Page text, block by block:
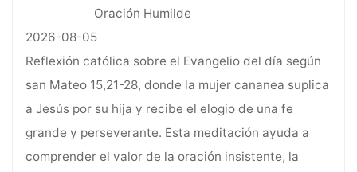
Oración Humilde
2026-08-05
Reflexión católica sobre el Evangelio del día según
san Mateo 15,21-28, donde la mujer cananea suplica
a Jesús por su hija y recibe el elogio de una fe
grande y perseverante. Esta meditación ayuda a
comprender el valor de la oración insistente, la